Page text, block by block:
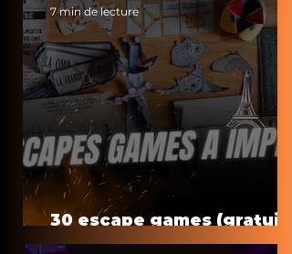
30 escape games
à faire à la maison
7 min de lecture